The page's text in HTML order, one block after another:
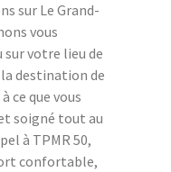
sur Le Grand-
vous
votre lieu de
destination de
ce que vous
soigné tout au
à TPMR 50,
confortable,